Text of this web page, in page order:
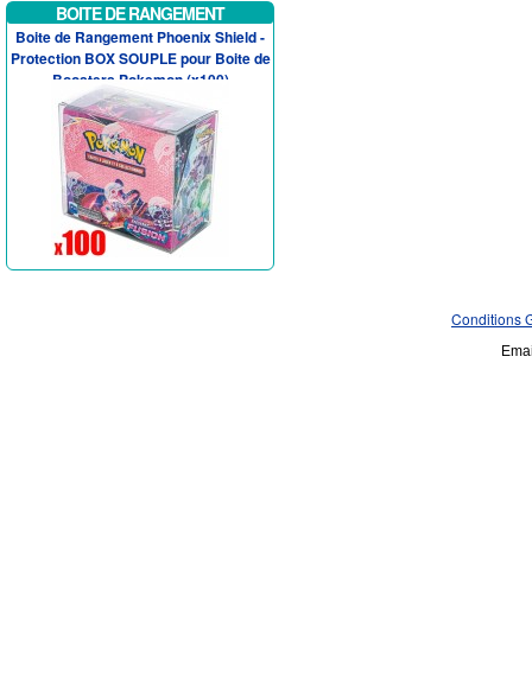
BOITE DE RANGEMENT
Boite de Rangement Phoenix Shield -
Protection BOX SOUPLE pour Boite de
Boosters Pokemon (x100)
Conditions